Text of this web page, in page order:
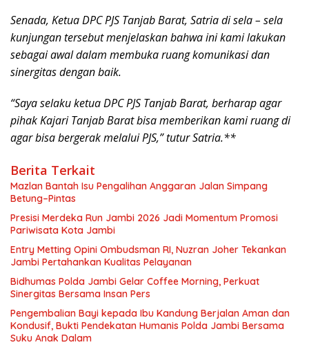
Senada, Ketua DPC PJS Tanjab Barat, Satria di sela – sela
kunjungan tersebut menjelaskan bahwa ini kami lakukan
sebagai awal dalam membuka ruang komunikasi dan
sinergitas dengan baik.
“Saya selaku ketua DPC PJS Tanjab Barat, berharap agar
pihak Kajari Tanjab Barat bisa memberikan kami ruang di
agar bisa bergerak melalui PJS,” tutur Satria.**
Berita Terkait
Mazlan Bantah Isu Pengalihan Anggaran Jalan Simpang
Betung–Pintas
Presisi Merdeka Run Jambi 2026 Jadi Momentum Promosi
Pariwisata Kota Jambi
Entry Metting Opini Ombudsman RI, Nuzran Joher Tekankan
Jambi Pertahankan Kualitas Pelayanan
Bidhumas Polda Jambi Gelar Coffee Morning, Perkuat
Sinergitas Bersama Insan Pers
Pengembalian Bayi kepada Ibu Kandung Berjalan Aman dan
Kondusif, Bukti Pendekatan Humanis Polda Jambi Bersama
Suku Anak Dalam